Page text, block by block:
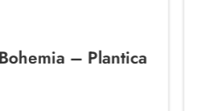
– Plantica